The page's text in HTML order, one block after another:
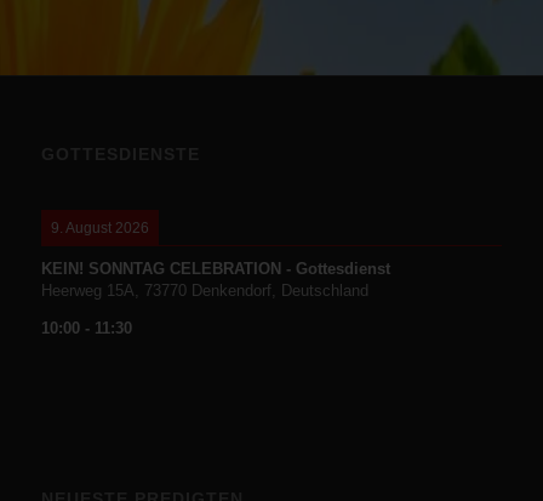
9. August 2026
KEIN! SONNTAG CELEBRATION - Gottesdienst
Heerweg 15A, 73770 Denkendorf, Deutschland
10:00- 11:30